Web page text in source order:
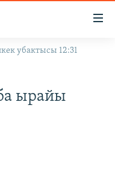
убактысы 12:31
ырайы